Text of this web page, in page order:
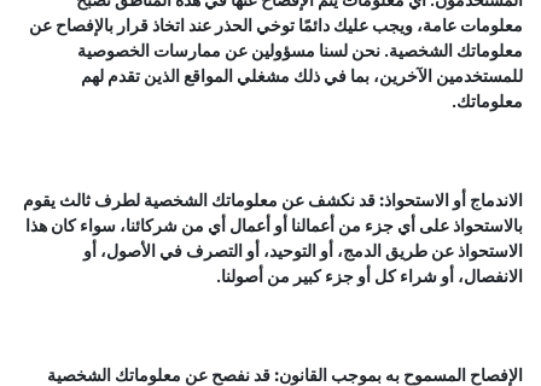
معلومات عامة، ويجب عليك دائمًا توخي الحذر عند اتخاذ قرار بالإفصاح عن
معلوماتك الشخصية. نحن لسنا مسؤولين عن ممارسات الخصوصية
للمستخدمين الآخرين، بما في ذلك مشغلي المواقع الذين تقدم لهم
معلوماتك.
الاندماج أو الاستحواذ:قد نكشف عن معلوماتك الشخصية لطرف ثالث يقوم
بالاستحواذ على أي جزء من أعمالنا أو أعمال أي من شركائنا، سواء كان هذا
الاستحواذ عن طريق الدمج، أو التوحيد، أو التصرف في الأصول، أو
الانفصال، أو شراء كل أو جزء كبير من أصولنا.
الإفصاح المسموح به بموجب القانون:قد نفصح عن معلوماتك الشخصية